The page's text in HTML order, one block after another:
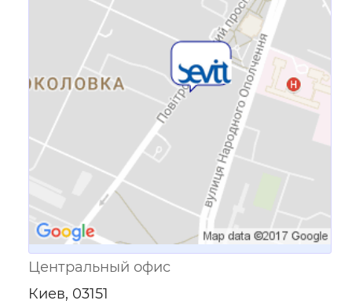
Ссылка для мобильных устройств
Центральный офис
Киев, 03151